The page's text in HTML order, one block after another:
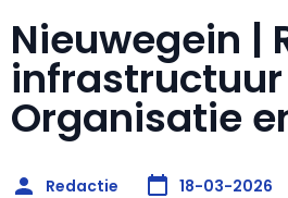
Nieuwegein |
Organisatie
Redactie 18-03-2026